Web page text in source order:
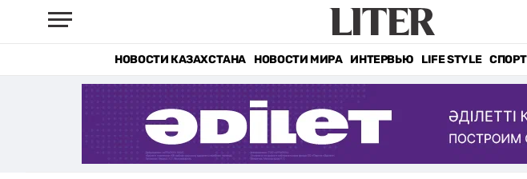
НОВОСТИ КАЗАХСТАНА НОВОСТИ МИРА ИНТЕРВЬЮ LIFE STYLE СПОРТ